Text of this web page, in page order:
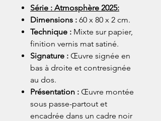
Série : Atmosphère 2025:
Dimensions : 60 x 80 x 2 cm.
Technique : Mixte sur papier,
finition vernis mat satiné.
Signature : Œuvre signée en
bas à droite et contresignée
au dos.
Présentation : Œuvre montée
sous passe-partout et
encadrée dans un cadre noir